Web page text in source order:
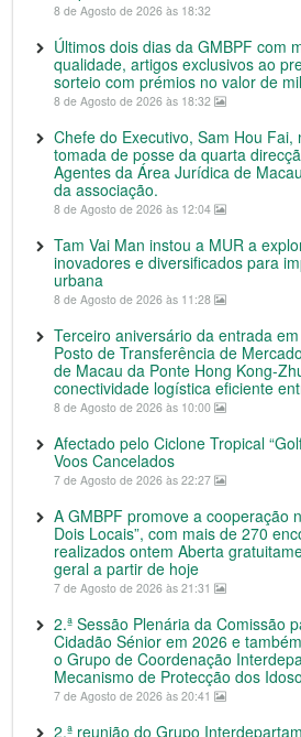
8 de Agosto de 2026 às 18:32
Últimos dois dias da GMBPF com
qualidade, artigos exclusivos ao
sorteio com prémios no valor de
8 de Agosto de 2026 às 18:32
Chefe do Executivo, Sam Hou Fai,
tomada de posse da quarta
Agentes da Área Jurídica de
da associação.
8 de Agosto de 2026 às 12:04
Tam Vai Man instou a MUR a
inovadores e diversificados para
urbana
8 de Agosto de 2026 às 11:28
Terceiro aniversário da entrada
Posto de Transferência de
de Macau da Ponte Hong Kong-
conectividade logística eficiente
8 de Agosto de 2026 às 10:00
Afectado pelo Ciclone Tropical
Voos Cancelados
7 de Agosto de 2026 às 22:27
A GMBPF promove a cooperação
Dois Locais”, com mais de 270
realizados ontem Aberta
geral a partir de hoje
7 de Agosto de 2026 às 21:31
2.ª Sessão Plenária da Comissão
Cidadão Sénior em 2026 e
o Grupo de Coordenação
Mecanismo de Protecção dos
7 de Agosto de 2026 às 20:41
2.ª reunião do Grupo